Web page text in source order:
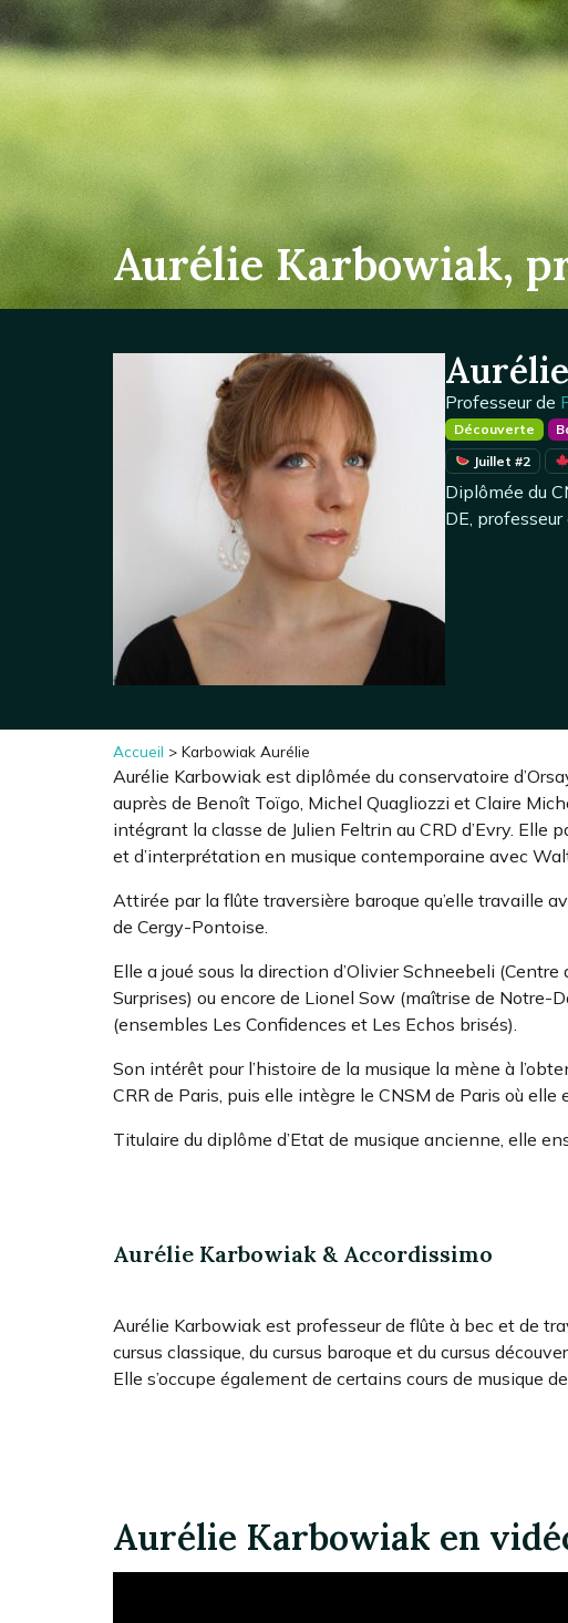
Aurélie Karbowiak,
Professeur de
Découverte
Juillet #2
Diplômée du
DE,
Accueil > Karbowiak Aurélie
Aurélie Karbowiak est diplômée du conservatoire
auprès de Benoît Toïgo, Michel Quagliozzi et Claire
intégrant la classe de Julien Feltrin au CRD d’Evry.
et d’interprétation en musique contemporaine avec
Attirée par la flûte traversière baroque qu’elle travaille
de Cergy-Pontoise.
Elle a joué sous la direction d’Olivier Schneebeli
Surprises) ou encore de Lionel Sow (maîtrise de Notre-
(ensembles Les Confidences et Les Echos brisés).
Son intérêt pour l’histoire de la musique la mène à
CRR de Paris, puis elle intègre le CNSM de Paris où elle
Titulaire du diplôme d’Etat de musique ancienne, elle
Aurélie Karbowiak & Accordissimo
Aurélie Karbowiak est professeur de flûte à bec et de
cursus classique, du cursus baroque et du cursus
Elle s’occupe également de certains cours de musique
Aurélie Karbowiak en